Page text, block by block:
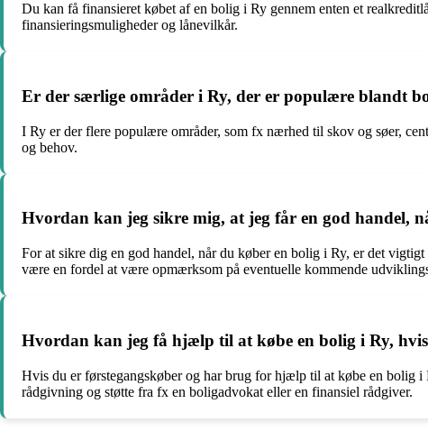
Du kan få finansieret købet af en bolig i Ry gennem enten et
finansieringsmuligheder og lånevilkår.
Er der særlige områder i Ry, der er populære blandt
I Ry er der flere populære områder, som fx nærhed til skov og søer,
og behov.
Hvordan kan jeg sikre mig, at jeg får en god handel,
For at sikre dig en god handel, når du køber en bolig i Ry, er det
være en fordel at være opmærksom på eventuelle kommende
Hvordan kan jeg få hjælp til at købe en bolig i Ry, hvis
Hvis du er førstegangskøber og har brug for hjælp til at købe en bolig
rådgivning og støtte fra fx en boligadvokat eller en finansiel rådgiver.